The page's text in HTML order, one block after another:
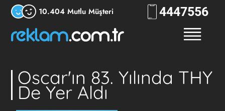
10.404 Mutlu Müşteri 4447556
Oscar'ın 83. Yılında THY
De Yer Aldı